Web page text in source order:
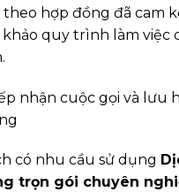
theo hợp đồng đã cam
quy trình làm việc
nhận cuộc gọi và lưu
có nhu cầu sử dụng
trọn gói chuyên